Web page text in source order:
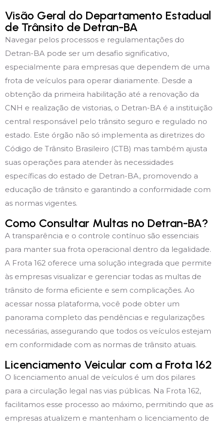
Visão Geral do Departamento Estadual
de Trânsito de Detran-BA
Navegar pelos processos e regulamentações do
Detran-BA pode ser um desafio significativo,
especialmente para empresas que dependem de uma
frota de veículos para operar diariamente. Desde a
obtenção da primeira habilitação até a renovação da
CNH e realização de vistorias, o Detran-BA é a instituição
central responsável pelo trânsito seguro e regulado no
estado. Este órgão não só implementa as diretrizes do
Código de Trânsito Brasileiro (CTB) mas também ajusta
suas operações para atender às necessidades
específicas do estado de Detran-BA, promovendo a
educação de trânsito e garantindo a conformidade com
as normas vigentes.
Como Consultar Multas no Detran-BA?
A transparência e o controle contínuo são essenciais
para manter sua frota operacional dentro da legalidade.
A Frota 162 oferece uma solução integrada que permite
às empresas visualizar e gerenciar todas as multas de
trânsito de forma eficiente e sem complicações. Ao
acessar nossa plataforma, você pode obter um
panorama completo das pendências e regularizações
necessárias, assegurando que todos os veículos estejam
em conformidade com as normas de trânsito atuais.
Licenciamento Veicular com a Frota 162
O licenciamento anual de veículos é um dos pilares
para a circulação legal nas vias públicas. Na Frota 162,
facilitamos esse processo ao máximo, permitindo que as
empresas atualizem e mantenham o licenciamento de